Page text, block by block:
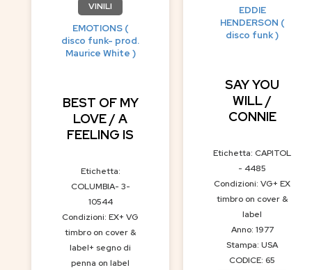
VINILI
EMOTIONS (
disco funk- prod.
Maurice White )
BEST OF MY
LOVE / A
FEELING IS
Etichetta:
COLUMBIA- 3-
10544
Condizioni: EX+ VG
timbro on cover &
label+ segno di
penna on label
EDDIE
HENDERSON (
disco funk )
SAY YOU
WILL /
CONNIE
Etichetta: CAPITOL
- 4485
Condizioni: VG+ EX
timbro on cover &
label
Anno: 1977
Stampa: USA
CODICE: 65